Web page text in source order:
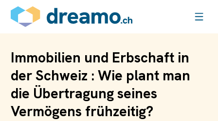
Immobilien und Erbschaft in
der Schweiz : Wie plant man
die Übertragung seines
Vermögens frühzeitig?